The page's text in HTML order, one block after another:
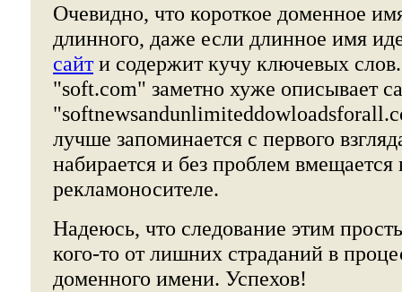
Очевидно, что короткое доменное
длинного, даже если длинное имя
сайти содержит кучу ключевых
"soft.com" заметно хуже описывает
лучше запоминается с первого
набирается и без проблем
рекламоносителе.
Надеюсь, что следование этим
кого-то от лишних страданий в
доменного имени. Успехов!